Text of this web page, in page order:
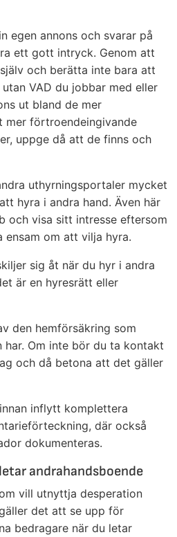
egen annons och svarar på
ett gott intryck. Genom att
och berätta inte bara att
VAD du jobbar med eller
ut bland de mer
mer förtroendeingivande
uppge då att de finns och
uthyrningsportaler mycket
hyra i andra hand. Även här
och visa sitt intresse eftersom
om att vilja hyra.
sig åt när du hyr i andra
är en hyresrätt eller
den hemförsäkring som
har. Om inte bör du ta kontakt
och då betona att det gäller
inflytt komplettera
där också
dokumenteras.
andrahandsboende
vill utnyttja desperation
det att se upp för
bedragare när du letar